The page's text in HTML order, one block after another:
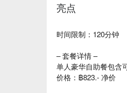
亮点
时间限制：120分钟
– 套餐详情 –
单人豪华自助餐包含
价格：฿823.- 净价